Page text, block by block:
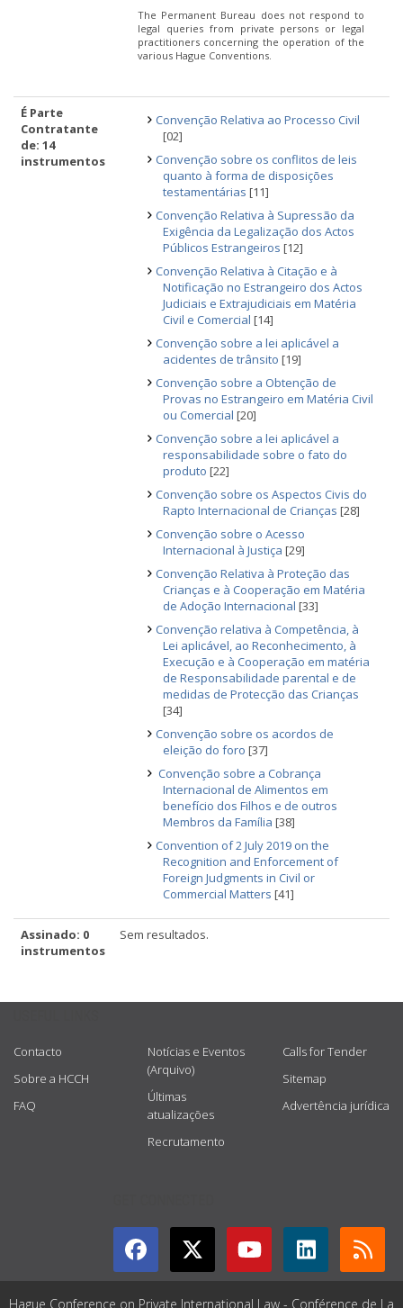
The Permanent Bureau does not respond to
legal queries from private persons or legal
practitioners concerning the operation of the
various Hague Conventions.
É Parte
Contratante
de: 14
instrumentos
Convenção Relativa ao Processo Civil
[02]
Convenção sobre os conflitos de leis
quanto à forma de disposições
testamentárias [11]
Convenção Relativa à Supressão da
Exigência da Legalização dos Actos
Públicos Estrangeiros [12]
Convenção Relativa à Citação e à
Notificação no Estrangeiro dos Actos
Judiciais e Extrajudiciais em Matéria
Civil e Comercial [14]
Convenção sobre a lei aplicável a
acidentes de trânsito [19]
Convenção sobre a Obtenção de
Provas no Estrangeiro em Matéria Civil
ou Comercial [20]
Convenção sobre a lei aplicável a
responsabilidade sobre o fato do
produto [22]
Convenção sobre os Aspectos Civis do
Rapto Internacional de Crianças [28]
Convenção sobre o Acesso
Internacional à Justiça [29]
Convenção Relativa à Proteção das
Crianças e à Cooperação em Matéria
de Adoção Internacional [33]
Convenção relativa à Competência, à
Lei aplicável, ao Reconhecimento, à
Execução e à Cooperação em matéria
de Responsabilidade parental e de
medidas de Protecção das Crianças
[34]
Convenção sobre os acordos de
eleição do foro [37]
Convenção sobre a Cobrança
Internacional de Alimentos em
benefício dos Filhos e de outros
Membros da Família [38]
Convention of 2 July 2019 on the
Recognition and Enforcement of
Foreign Judgments in Civil or
Commercial Matters [41]
Assinado: 0
instrumentos
Sem resultados.
Contacto
Sobre a HCCH
FAQ
Notícias e Eventos
(Arquivo)
Últimas
atualizações
Recrutamento
Calls for Tender
Sitemap
Advertência jurídica
Hague Conference on Private International Law - Conférence de La